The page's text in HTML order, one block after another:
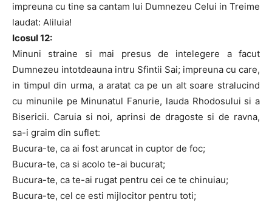
impreuna cu tine sa cantam lui Dumnezeu Celui in Treime
laudat: Aliluia!
Icosul 12:
Minuni straine si mai presus de intelegere a facut
Dumnezeu intotdeauna intru Sfintii Sai; impreuna cu care,
in timpul din urma, a aratat ca pe un alt soare stralucind
cu minunile pe Minunatul Fanurie, lauda Rhodosului si a
Bisericii. Caruia si noi, aprinsi de dragoste si de ravna,
sa-i graim din suflet:
Bucura-te, ca ai fost aruncat in cuptor de foc;
Bucura-te, ca si acolo te-ai bucurat;
Bucura-te, ca te-ai rugat pentru cei ce te chinuiau;
Bucura-te, cel ce esti mijlocitor pentru toti;